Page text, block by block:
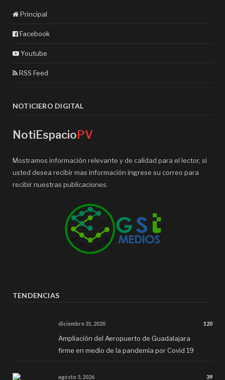
Principal
Facebook
Youtube
RSS Feed
NOTICIERO DIGITAL
NotiEspacioPV
Mostramos información relevante y de calidad para el lector, si
usted desea recibir mas información ingrese su correo para
recibir nuestras publicaciones.
TENDENCIAS
diciembre 31, 2020 120
Ampliación del Aeropuerto de Guadalajara
firme en medio de la pandemia por Covid 19
agosto 5, 2026 39